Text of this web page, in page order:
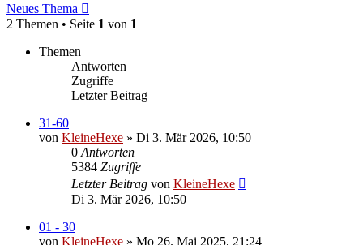
Neues Thema
2 Themen • Seite 1 von 1
Themen
Antworten
Zugriffe
Letzter Beitrag
31-60
von KleineHexe » Di 3. Mär 2026, 10:50
0 Antworten
5384 Zugriffe
Letzter Beitrag von KleineHexe
Di 3. Mär 2026, 10:50
01 - 30
von KleineHexe » Mo 26. Mai 2025, 21:24